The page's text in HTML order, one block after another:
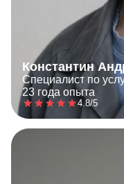
Константин
Специалист по
23 года опыта
4.8/5